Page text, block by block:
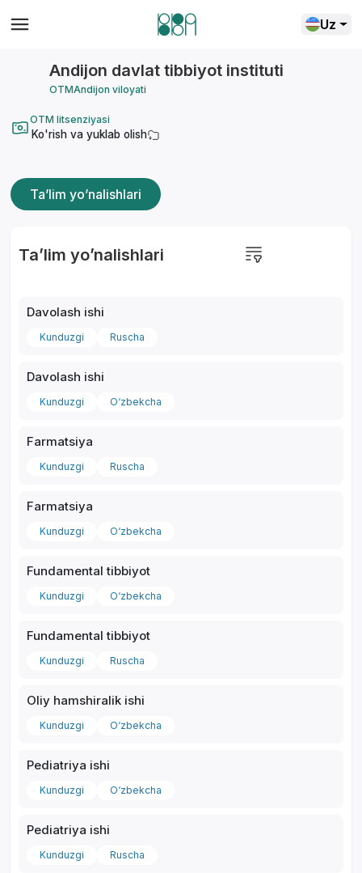
Uz
Andijon davlat tibbiyot instituti
OTMAndijon viloyati
OTM litsenziyasi
Ko'rish va yuklab olish
Ta’lim yo’nalishlari
Ta’lim yo’nalishlari
Davolash ishi
Kunduzgi Ruscha
Davolash ishi
Kunduzgi O‘zbekcha
Farmatsiya
Kunduzgi Ruscha
Farmatsiya
Kunduzgi O‘zbekcha
Fundamental tibbiyot
Kunduzgi O‘zbekcha
Fundamental tibbiyot
Kunduzgi Ruscha
Oliy hamshiralik ishi
Kunduzgi O‘zbekcha
Pediatriya ishi
Kunduzgi O‘zbekcha
Pediatriya ishi
Kunduzgi Ruscha